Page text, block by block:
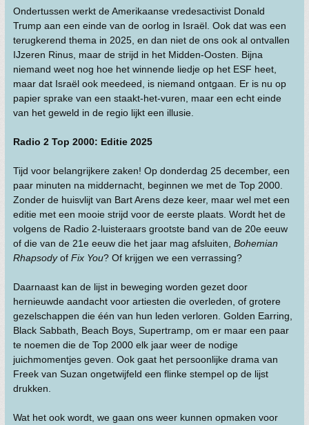
Ondertussen werkt de Amerikaanse vredesactivist Donald
Trump aan een einde van de oorlog in Israël. Ook dat was een
terugkerend thema in 2025, en dan niet de ons ook al ontvallen
IJzeren Rinus, maar de strijd in het Midden-Oosten. Bijna
niemand weet nog hoe het winnende liedje op het ESF heet,
maar dat Israël ook meedeed, is niemand ontgaan. Er is nu op
papier sprake van een staakt-het-vuren, maar een echt einde
van het geweld in de regio lijkt een illusie.
Radio 2 Top 2000: Editie 2025
Tijd voor belangrijkere zaken! Op donderdag 25 december, een
paar minuten na middernacht, beginnen we met de Top 2000.
Zonder de huisvlijt van Bart Arens deze keer, maar wel met een
editie met een mooie strijd voor de eerste plaats. Wordt het de
volgens de Radio 2-luisteraars grootste band van de 20e eeuw
of die van de 21e eeuw die het jaar mag afsluiten, Bohemian
Rhapsodyof Fix You? Of krijgen we een verrassing?
Daarnaast kan de lijst in beweging worden gezet door
hernieuwde aandacht voor artiesten die overleden, of grotere
gezelschappen die één van hun leden verloren. Golden Earring,
Black Sabbath, Beach Boys, Supertramp, om er maar een paar
te noemen die de Top 2000 elk jaar weer de nodige
juichmomentjes geven. Ook gaat het persoonlijke drama van
Freek van Suzan ongetwijfeld een flinke stempel op de lijst
drukken.
Wat het ook wordt, we gaan ons weer kunnen opmaken voor